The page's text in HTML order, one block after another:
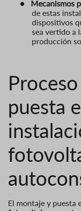
●
Mecanismos
de estas
dispositivos
sea vertido a
producción
puesta
El montaje y puesta